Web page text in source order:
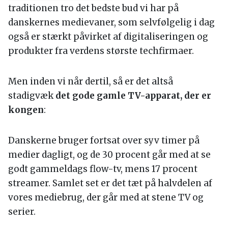
traditionen tro det bedste bud vi har på
danskernes medievaner, som selvfølgelig i dag
også er stærkt påvirket af digitaliseringen og
produkter fra verdens største techfirmaer.
Men inden vi når dertil, så er det altså
stadigvækdet gode gamle TV-apparat, der er
kongen:
Danskerne bruger fortsat over syv timer på
medier dagligt, og de 30 procent går med at se
godt gammeldags flow-tv, mens 17 procent
streamer. Samlet set er det tæt på halvdelen af
vores mediebrug, der går med at stene TV og
serier.